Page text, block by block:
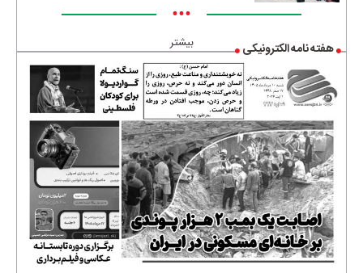
•••
بیشتر هفته نامه الکترونیکی